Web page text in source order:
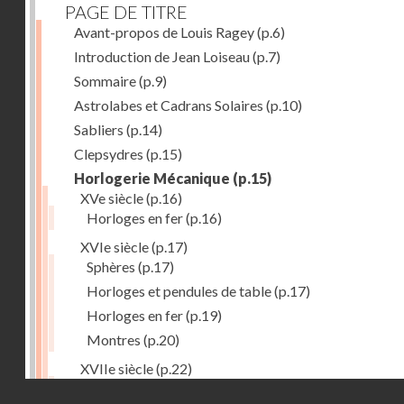
PAGE DE TITRE
Avant-propos de Louis Ragey(p.6)
Introduction de Jean Loiseau(p.7)
Sommaire(p.9)
Astrolabes et Cadrans Solaires (p.10)
Sabliers (p.14)
Clepsydres (p.15)
Horlogerie Mécanique (p.15)
XVe siècle(p.16)
Horloges en fer(p.16)
XVIe siècle(p.17)
Sphères (p.17)
Horloges et pendules de table(p.17)
Horloges en fer(p.19)
Montres (p.20)
XVIIe siècle(p.22)